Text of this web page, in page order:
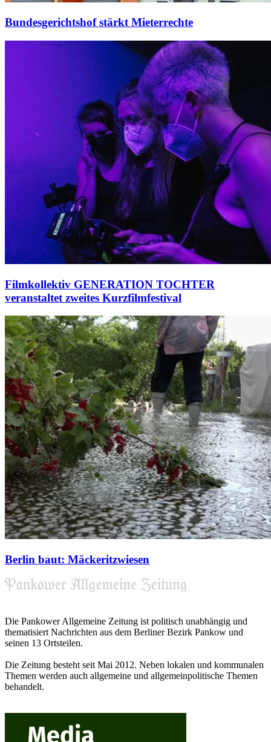
Bundesgerichtshof stärkt Mieterrechte
Filmkollektiv GENERATION TOCHTER
veranstaltet zweites Kurzfilmfestival
Berlin baut: Mäckeritzwiesen
Die Pankower Allgemeine Zeitung ist politisch unabhängig und
thematisiert Nachrichten aus dem Berliner Bezirk Pankow und
seinen 13 Ortsteilen.
Die Zeitung besteht seit Mai 2012. Neben lokalen und kommunalen
Themen werden auch allgemeine und allgemeinpolitische Themen
behandelt.